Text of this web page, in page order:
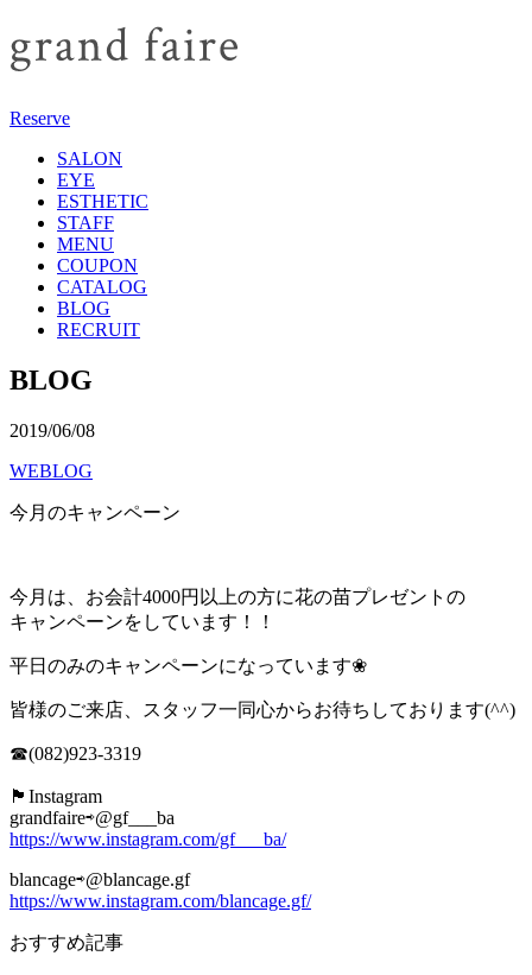
Reserve
SALON
EYE
ESTHETIC
STAFF
MENU
COUPON
CATALOG
BLOG
RECRUIT
BLOG
2019/06/08
WEBLOG
今月のキャンペーン
今月は、お会計4000円以上の方に花の苗プレゼントの
キャンペーンをしています！！
平日のみのキャンペーンになっています❀
皆様のご来店、スタッフ一同心からお待ちしております(^^)
☎(082)923-3319
🏴Instagram
grandfaire⇨@gf___ba
https://www.instagram.com/gf___ba/
blancage⇨@blancage.gf
https://www.instagram.com/blancage.gf/
おすすめ記事